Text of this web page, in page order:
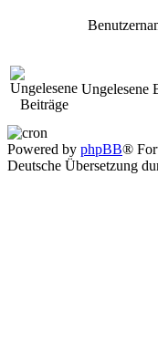
Ungelesene
Powered by phpBB®
Deutsche Übersetzung